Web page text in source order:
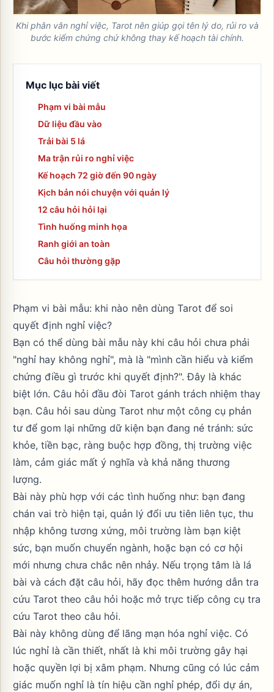
Khi phân vân nghỉ việc, Tarot nên giúp gọi tên lý do, rủi ro và
bước kiểm chứng chứ không thay kế hoạch tài chính.
Mục lục bài viết
Phạm vi bài mẫu
Dữ liệu đầu vào
Trải bài 5 lá
Ma trận rủi ro nghỉ việc
Kế hoạch 72 giờ đến 90 ngày
Kịch bản nói chuyện với quản lý
12 câu hỏi hỏi lại
Tình huống minh họa
Ranh giới an toàn
Câu hỏi thường gặp
Phạm vi bài mẫu: khi nào nên dùng Tarot để soi
quyết định nghỉ việc?
Bạn có thể dùng bài mẫu này khi câu hỏi chưa phải
"nghỉ hay không nghỉ", mà là "mình cần hiểu và kiểm
chứng điều gì trước khi quyết định?". Đây là khác
biệt lớn. Câu hỏi đầu đòi Tarot gánh trách nhiệm thay
bạn. Câu hỏi sau dùng Tarot như một công cụ phản
tư để gom lại những dữ kiện bạn đang né tránh: sức
khỏe, tiền bạc, ràng buộc hợp đồng, thị trường việc
làm, cảm giác mất ý nghĩa và khả năng thương
lượng.
Bài này phù hợp với các tình huống như: bạn đang
chán vai trò hiện tại, quản lý đổi ưu tiên liên tục, thu
nhập không tương xứng, môi trường làm bạn kiệt
sức, bạn muốn chuyển ngành, hoặc bạn có cơ hội
mới nhưng chưa chắc nên nhảy. Nếu trọng tâm là lá
bài và cách đặt câu hỏi, hãy đọc thêm hướng dẫn tra
cứu Tarot theo câu hỏi hoặc mở trực tiếp công cụ tra
cứu Tarot theo câu hỏi.
Bài này không dùng để lãng mạn hóa nghỉ việc. Có
lúc nghỉ là cần thiết, nhất là khi môi trường gây hại
hoặc quyền lợi bị xâm phạm. Nhưng cũng có lúc cảm
giác muốn nghỉ là tín hiệu cần nghỉ phép, đổi dự án,